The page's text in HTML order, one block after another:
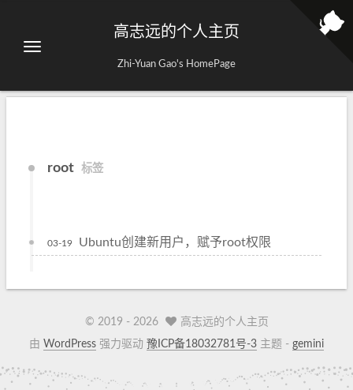
高志远的个人主页
Zhi-Yuan Gao's HomePage
root 标签
Ubuntu创建新用户，赋予root权限
03-19
© 2019 - 2026
高志远的个人主页
由 WordPress 强力驱动 豫ICP备18032781号-3 主题 - gemini